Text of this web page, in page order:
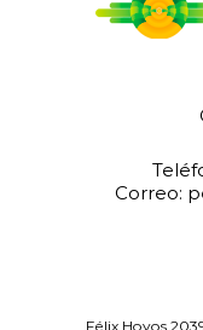
Correo:
Félix Hoyos